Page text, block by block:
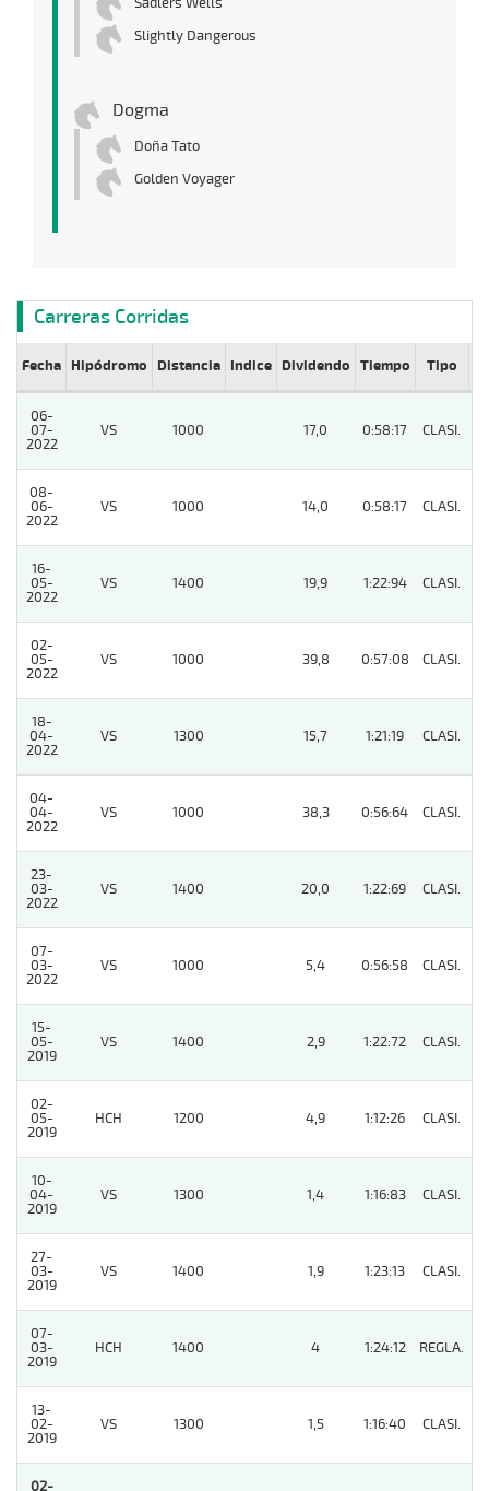
Slightly Dangerous
Dogma
Doña Tato
Golden Voyager
Carreras Corridas
Fecha Hipódromo Distancia Indice Dividendo Tiempo Tipo
06-
07-
2022
VS 1000 17,0 0:58:17 CLASI.
08-
06-
2022
VS 1000 14,0 0:58:17 CLASI.
16-
05-
2022
VS 1400 19,9 1:22:94 CLASI.
02-
05-
2022
VS 1000 39,8 0:57:08 CLASI.
18-
04-
2022
VS 1300 15,7 1:21:19 CLASI.
04-
04-
2022
VS 1000 38,3 0:56:64 CLASI.
23-
03-
2022
VS 1400 20,0 1:22:69 CLASI.
07-
03-
2022
VS 1000 5,4 0:56:58 CLASI.
15-
05-
2019
VS 1400 2,9 1:22:72 CLASI.
02-
05-
2019
HCH 1200 4,9 1:12:26 CLASI.
10-
04-
2019
VS 1300 1,4 1:16:83 CLASI.
27-
03-
2019
VS 1400 1,9 1:23:13 CLASI.
07-
03-
2019
HCH 1400 4 1:24:12 REGLA.
13-
02-
2019
VS 1300 1,5 1:16:40 CLASI.
02-